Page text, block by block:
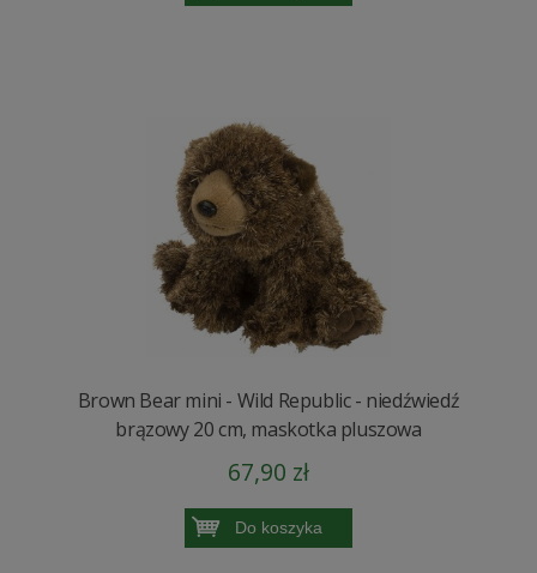
Brown Bear mini - Wild Republic - niedźwiedź
brązowy 20 cm, maskotka pluszowa
67,90 zł
Do koszyka